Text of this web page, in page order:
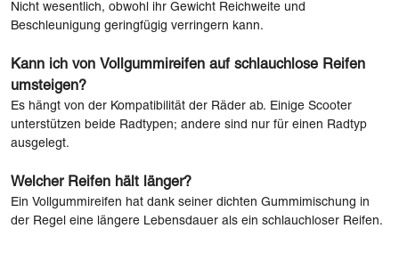
Nicht wesentlich, obwohl ihr Gewicht Reichweite und
Beschleunigung geringfügig verringern kann.
Kann ich von Vollgummireifen auf schlauchlose Reifen
umsteigen?
Es hängt von der Kompatibilität der Räder ab. Einige Scooter
unterstützen beide Radtypen; andere sind nur für einen Radtyp
ausgelegt.
Welcher Reifen hält länger?
Ein Vollgummireifen hat dank seiner dichten Gummimischung in
der Regel eine längere Lebensdauer als ein schlauchloser Reifen.